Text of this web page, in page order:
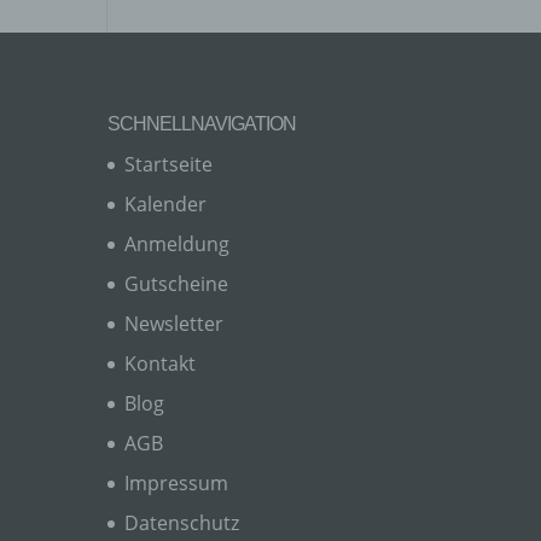
SCHNELLNAVIGATION
Startseite
Kalender
Anmeldung
Gutscheine
Newsletter
Kontakt
Blog
AGB
Impressum
Datenschutz